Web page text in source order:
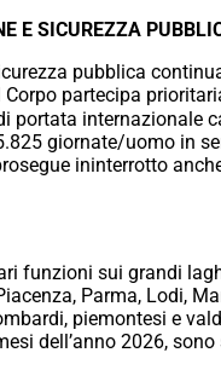
E SICUREZZA
pubblica
partecipa
portata internazionale
giornate/uomo in
ininterrotto
funzioni sui grandi
Parma, Lodi,
piemontesi e
dell’anno 2026,